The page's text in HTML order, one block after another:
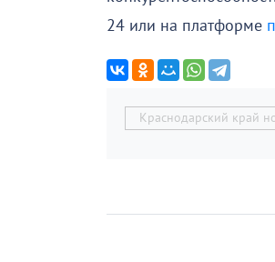
24 или на платформе
Краснодарский край